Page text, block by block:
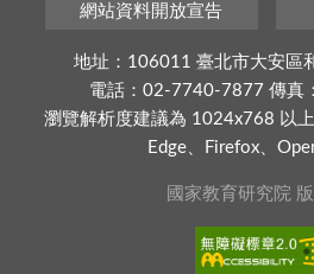
網站資料開放宣告
地址：106011 臺北市大安區
電話：02-7740-7877 傳真
瀏覽解析度建議為 1024x768 以上
Edge、Firefox、
國家教育研究院